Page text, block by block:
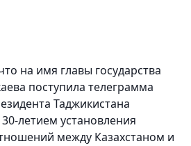
на имя главы государства
поступила телеграмма
Таджикистана
летием установления
между Казахстаном и